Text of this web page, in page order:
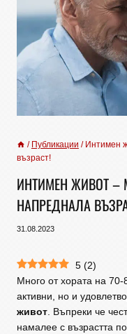
/ Публикации / Интимен
възраст!
ИНТИМЕН ЖИВОТ
НАПРЕДНАЛА
31.08.2023
5 (2)
Много от хората на
активни, но и
живот. Въпреки че
намалее с възрастта